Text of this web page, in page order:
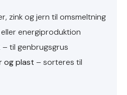
zink og jern til omsmeltning
energiproduktion
– til genbrugsgrus
og plast – sorteres til